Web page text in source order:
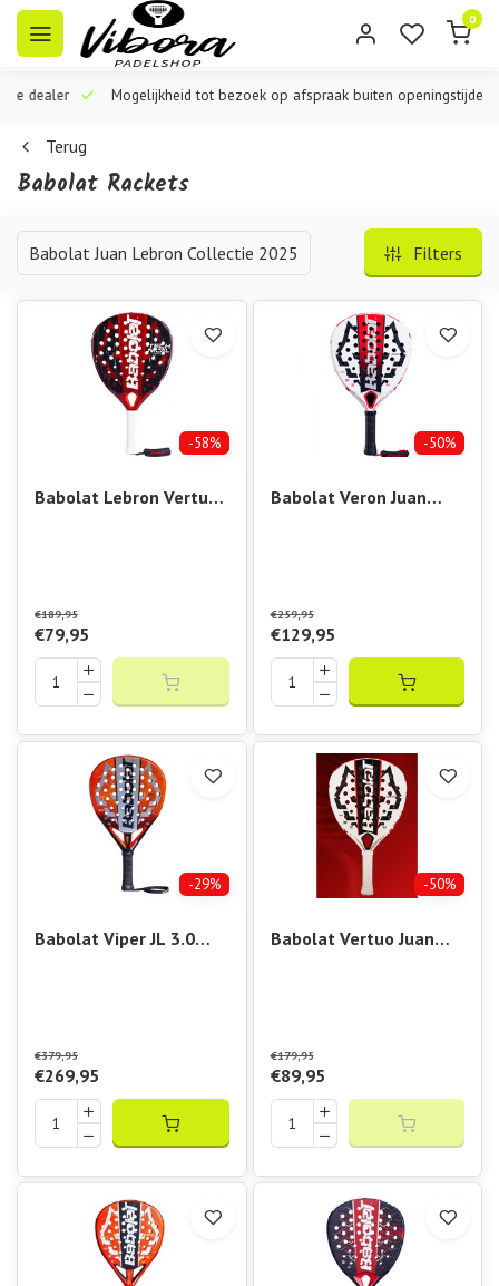
0
dealer Mogelijkheid tot bezoek op afspraak buiten openingstijden
Terug
Babolat Rackets
Babolat Juan Lebron Collectie 2025 Filters
-58%
Babolat Lebron Vertuo
€189,95
€79,95
-50%
Babolat Veron Juan
€259,95
€129,95
-29%
Babolat Viper JL 3.0
€379,95
€269,95
-50%
Babolat Vertuo Juan
€179,95
€89,95